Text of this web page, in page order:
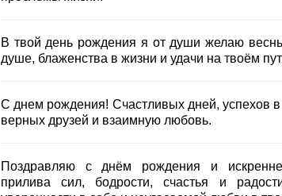
В твой день рождения я от души желаю
душе, блаженства в жизни и удачи на твоём
С днем рождения! Счастливых дней, успехов
верных друзей и взаимную любовь.
Поздравляю с днём рождения и
прилива сил, бодрости, счастья и